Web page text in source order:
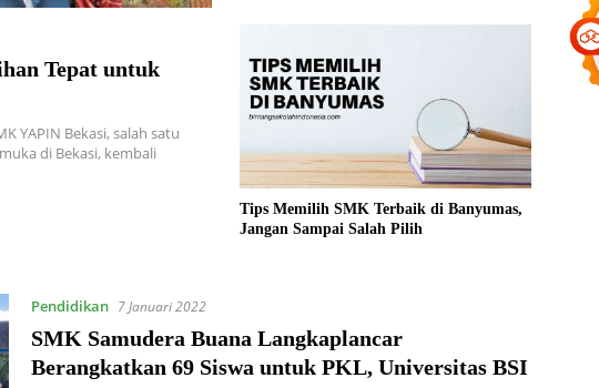
Tepat untuk
YAPIN Bekasi, salah satu
di Bekasi, kembali
Tips Memilih SMK Terbaik di Banyumas,
Jangan Sampai Salah Pilih
Pendidikan 7 Januari 2022
SMK Samudera Buana Langkaplancar
Berangkatkan 69 Siswa untuk PKL, Universitas BSI